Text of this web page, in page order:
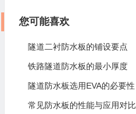
您可能喜欢
隧道二衬防水板的铺设要点
铁路隧道防水板的最小厚度
隧道防水板选用EVA的必要性
常见防水板的性能与应用对比